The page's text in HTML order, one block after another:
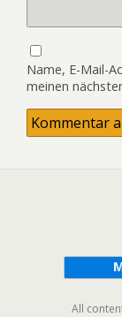
Name, E-Mail-
meinen
All